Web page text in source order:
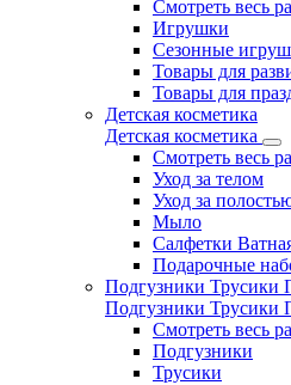
Смотреть весь
Игрушки
Сезонные
Товары для
Товары для
Детская косметика
Детская косметика
Смотреть весь
Уход за телом
Уход за
Мыло
Салфетки
Подарочные
Подгузники Трусики
Подгузники Трусики
Смотреть весь
Подгузники
Трусики